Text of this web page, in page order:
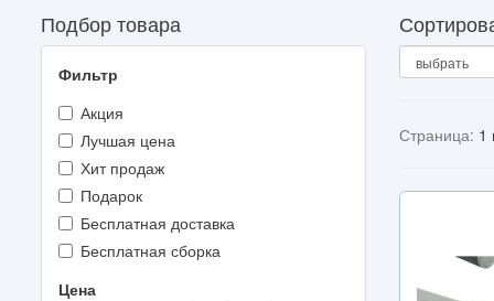
Подбор товара
Фильтр
Акция
Лучшая цена
Хит продаж
Подарок
Бесплатная доставка
Бесплатная сборка
Цена
Страница: 1